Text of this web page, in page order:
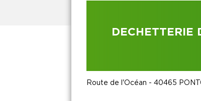
DECHETTERIE
Route de l'Océan - 40465